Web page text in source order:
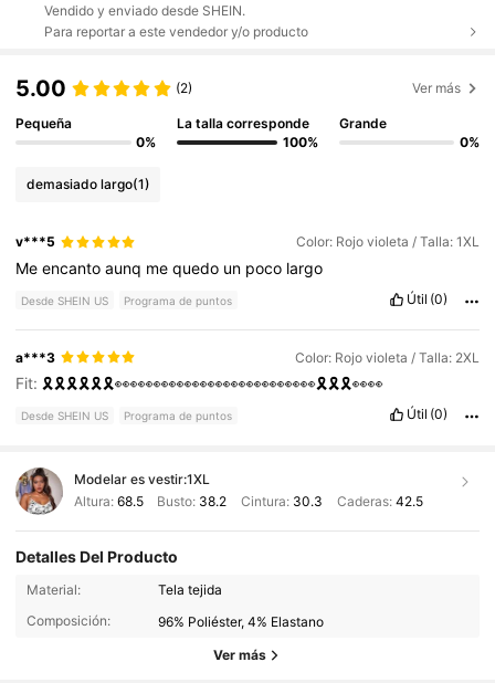
Vendido y enviado desde SHEIN.
Para reportar a este vendedor y/o producto
5.00 (2) Ver más
Pequeña
0%
La talla corresponde
100%
Grande
0%
demasiado largo(1)
v***5 Color: Rojo violeta / Talla: 1XL
Meencantoaunq mequedo un poco largo
Desde SHEIN US Programa de puntos Útil (0)
a***3 Color: Rojo violeta / Talla: 2XL
Fit: 🎗️🎗️🎗️🎗️🎗️🎗️👀👀👀👀👀👀👀👀👀👀👀👀👀🎗️🎗️🎗️👀👀
Desde SHEIN US Programa de puntos Útil (0)
Modelar es vestir:1XL
Altura: 68.5 Busto: 38.2 Cintura: 30.3 Caderas: 42.5
Detalles Del Producto
Material:
Tela tejida
Composición:
96% Poliéster, 4% Elastano
Ver más
449K Seguidores
449K Seguidores